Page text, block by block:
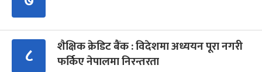
८
शैक्षिक क्रेडिट बैंक : विदेशमा अध्ययन पूरा नगरी
फर्किए नेपालमा निरन्तरता